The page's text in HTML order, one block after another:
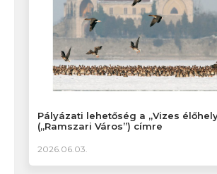
Pályázati lehetőség a „Vizes
(„Ramszari Város”) címre
2026.06.03.